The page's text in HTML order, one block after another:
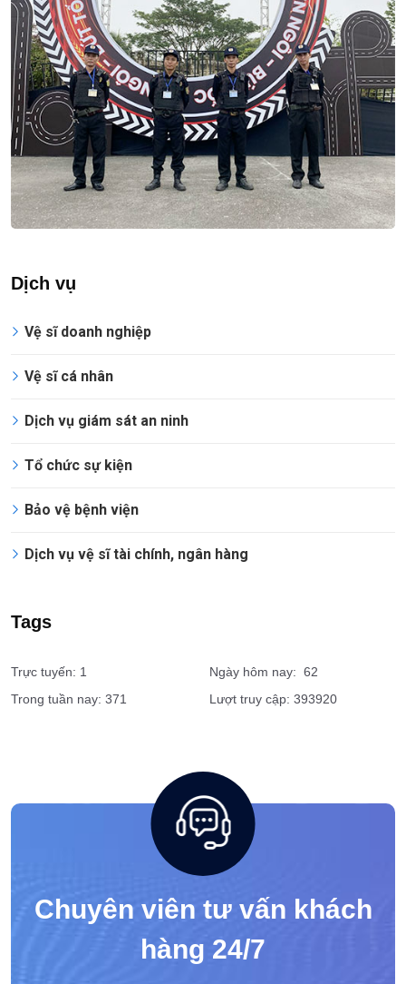
Dịch vụ
Vệ sĩ doanh nghiệp
Vệ sĩ cá nhân
Dịch vụ giám sát an ninh
Trực tuyến: 1
Ngày hôm nay: 62
Lượt truy cập: 393920